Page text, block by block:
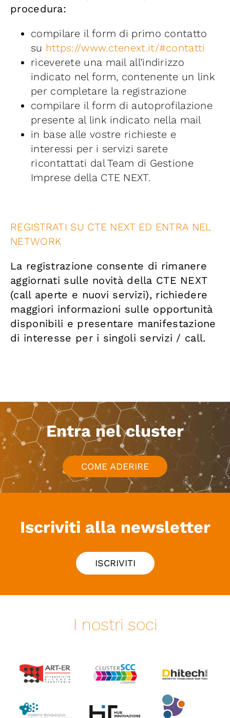
procedura:
compilare il form di primo contatto
su https://www.ctenext.it/#contatti
riceverete una mail all’indirizzo
indicato nel form, contenente un link
per completare la registrazione
compilare il form di autoprofilazione
presente al link indicato nella mail
in base alle vostre richieste e
interessi per i servizi sarete
ricontattati dal Team di Gestione
Imprese della CTE NEXT.
REGISTRATI SU CTE NEXT ED ENTRA NEL
NETWORK
La registrazione consente di rimanere
aggiornati sulle novità della CTE NEXT
(call aperte e nuovi servizi), richiedere
maggiori informazioni sulle opportunità
disponibili e presentare manifestazione
di interesse per i singoli servizi / call.
Entra nel cluster
COME ADERIRE
Iscriviti alla newsletter
ISCRIVITI
I nostri soci